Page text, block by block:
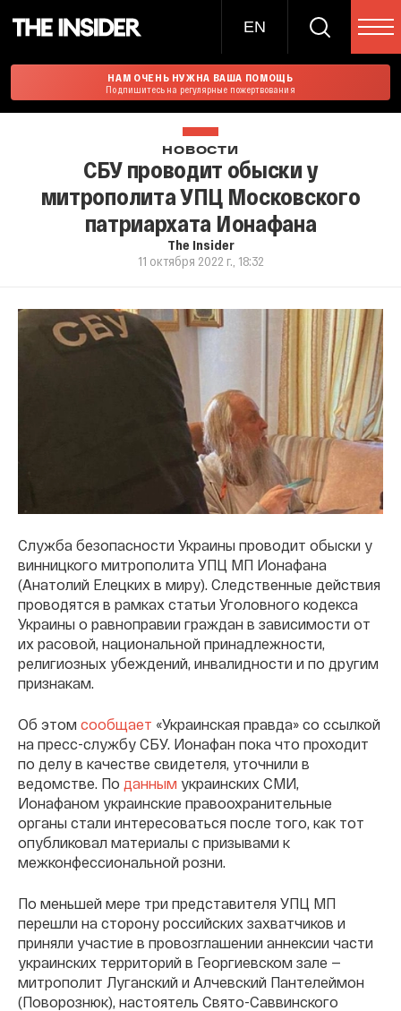
EN
НАМ ОЧЕНЬ НУЖНА ВАША ПОМОЩЬ
Подпишитесь на регулярные пожертвования
НОВОСТИ
СБУ проводит обыски у
митрополита УПЦ Московского
патриархата Ионафана
The Insider
11 октября 2022 г., 18:32
Служба безопасности Украины проводит обыски у
винницкого митрополита УПЦ МП Ионафана
(Анатолий Елецких в миру). Следственные действия
проводятся в рамках статьи Уголовного кодекса
Украины о равноправии граждан в зависимости от
их расовой, национальной принадлежности,
религиозных убеждений, инвалидности и по другим
признакам.
Об этом сообщает «Украинская правда» со ссылкой
на пресс-службу СБУ. Ионафан пока что проходит
по делу в качестве свидетеля, уточнили в
ведомстве. По данным украинских СМИ,
Ионафаном украинские правоохранительные
органы стали интересоваться после того, как тот
опубликовал материалы с призывами к
межконфессиональной розни.
По меньшей мере три представителя УПЦ МП
перешли на сторону российских захватчиков и
приняли участие в провозглашении аннексии части
украинских территорий в Георгиевском зале —
митрополит Луганский и Алчевский Пантелеймон
(Поворознюк), настоятель Свято-Саввинского